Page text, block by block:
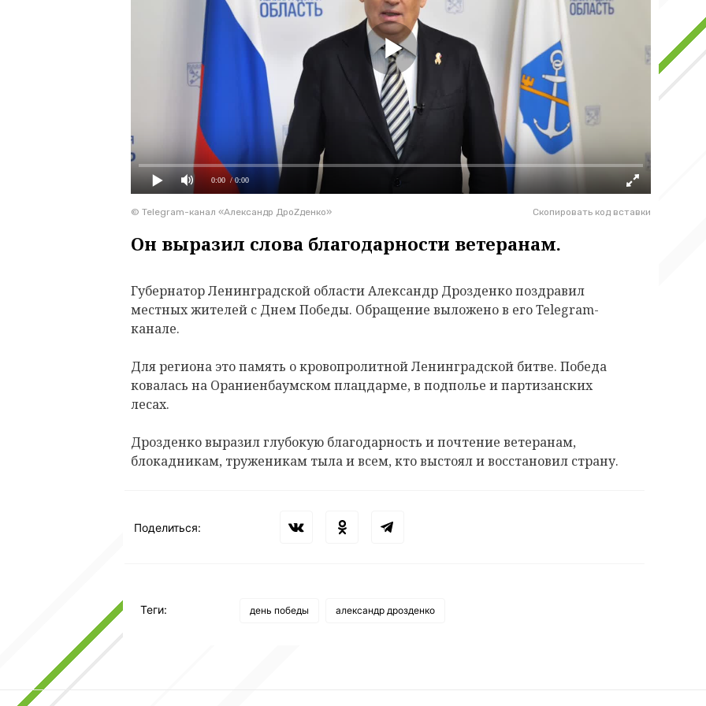
0:00 / 0:00
Скопировать код вставки
© Telegram-канал «Александр ДроZденко»
Он выразил слова благодарности ветеранам.
Губернатор Ленинградской области Александр Дрозденко поздравил
местных жителей с Днем Победы. Обращение выложено в его Telegram-
канале.
Для региона это память о кровопролитной Ленинградской битве. Победа
ковалась на Ораниенбаумском плацдарме, в подполье и партизанских
лесах.
Дрозденко выразил глубокую благодарность и почтение ветеранам,
блокадникам, труженикам тыла и всем, кто выстоял и восстановил страну.
Поделиться:
Теги: день победы александр дрозденко